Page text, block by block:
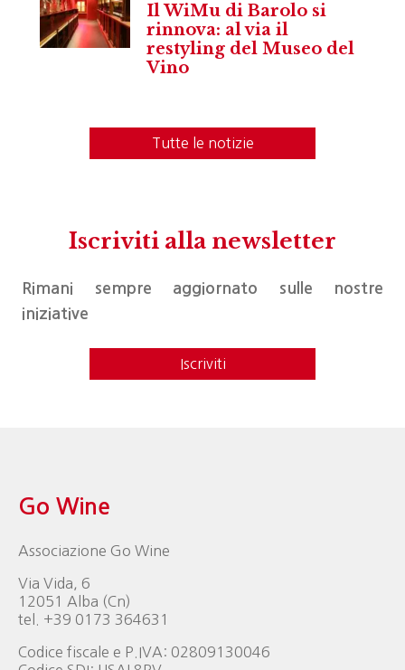
Il WiMu di Barolo si
rinnova: al via il
restyling del Museo del
Vino
Tutte le notizie
Iscriviti alla newsletter
Rimani sempre aggiornato sulle nostre
iniziative
Iscriviti
Go Wine
Associazione Go Wine
Via Vida, 6
12051 Alba (Cn)
tel. +39 0173 364631
Codice fiscale e P.IVA: 02809130046